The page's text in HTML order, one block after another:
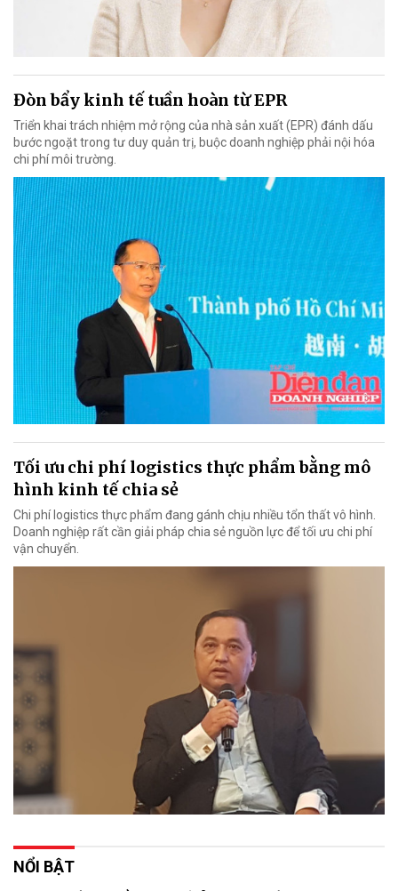
Đòn bẩy kinh tế tuần hoàn từ EPR
Triển khai trách nhiệm mở rộng của nhà sản xuất (EPR) đánh dấu
bước ngoặt trong tư duy quản trị, buộc doanh nghiệp phải nội hóa
chi phí môi trường.
Tối ưu chi phí logistics thực phẩm bằng mô
hình kinh tế chia sẻ
Chi phí logistics thực phẩm đang gánh chịu nhiều tổn thất vô hình.
Doanh nghiệp rất cần giải pháp chia sẻ nguồn lực để tối ưu chi phí
vận chuyển.
NỔI BẬT